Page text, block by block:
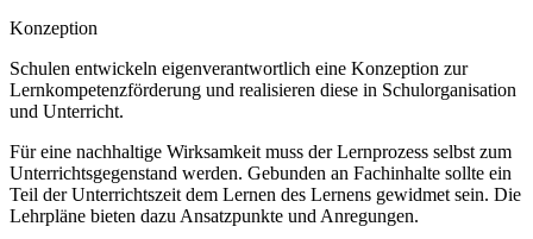
Konzeption
Schulen entwickeln eigenverantwortlich eine Konzeption zur
Lernkompetenzförderung und realisieren diese in Schulorganisation
und Unterricht.
Für eine nachhaltige Wirksamkeit muss der Lernprozess selbst zum
Unterrichtsgegenstand werden. Gebunden an Fachinhalte sollte ein
Teil der Unterrichtszeit dem Lernen des Lernens gewidmet sein. Die
Lehrpläne bieten dazu Ansatzpunkte und Anregungen.